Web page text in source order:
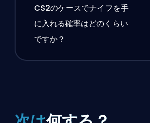
CS2のケースでナイフを手
に入れる確率はどのくらい
ですか？